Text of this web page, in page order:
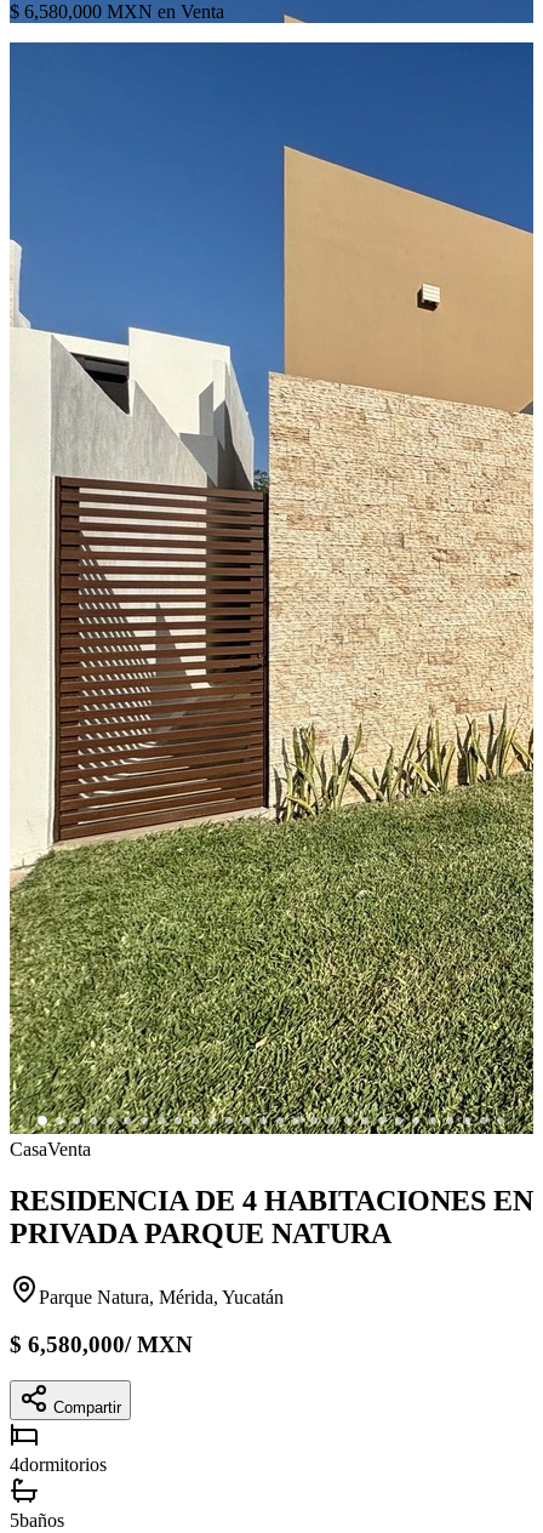
$ 6,580,000 MXN en Venta
CasaVenta
RESIDENCIA DE 4 HABITACIONES EN
PRIVADA PARQUE NATURA
Parque Natura, Mérida, Yucatán
$ 6,580,000/MXN
Compartir
4dormitorios
5baños